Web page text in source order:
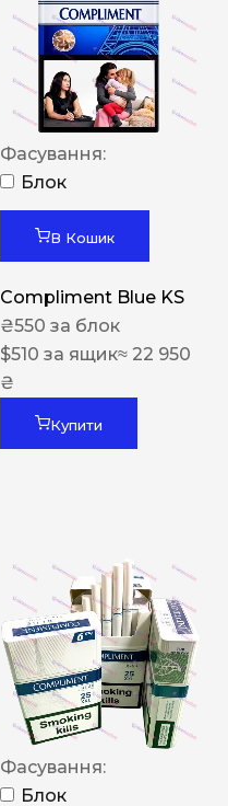
Фасування:
Блок
В Кошик
Compliment Blue KS
₴550 за блок
$510 за ящик≈ 22 950
₴
Купити
Фасування:
Блок